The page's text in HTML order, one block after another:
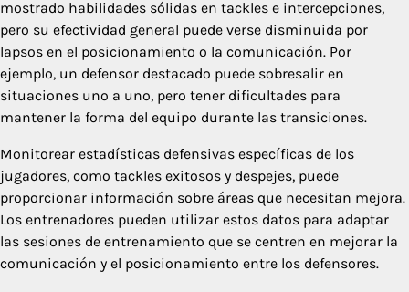
mostrado habilidades sólidas en tackles e intercepciones,
pero su efectividad general puede verse disminuida por
lapsos en el posicionamiento o la comunicación. Por
ejemplo, un defensor destacado puede sobresalir en
situaciones uno a uno, pero tener dificultades para
mantener la forma del equipo durante las transiciones.
Monitorear estadísticas defensivas específicas de los
jugadores, como tackles exitosos y despejes, puede
proporcionar información sobre áreas que necesitan mejora.
Los entrenadores pueden utilizar estos datos para adaptar
las sesiones de entrenamiento que se centren en mejorar la
comunicación y el posicionamiento entre los defensores.